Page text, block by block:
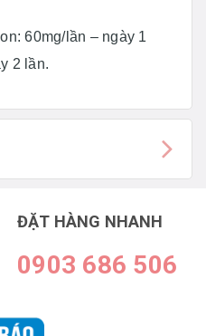
60mg/lần – ngày 1
2 lần.
ĐẶT HÀNG NHANH
0903 686 506